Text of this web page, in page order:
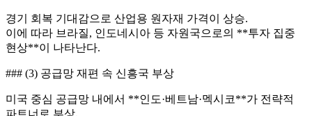
경기 회복 기대감으로 산업용 원자재 가격이 상승.
이에 따라 브라질, 인도네시아 등 자원국으로의 **투자 집중
현상**이 나타난다.
### (3) 공급망 재편 속 신흥국 부상
미국 중심 공급망 내에서 **인도·베트남·멕시코**가 전략적
파트너로 부상.